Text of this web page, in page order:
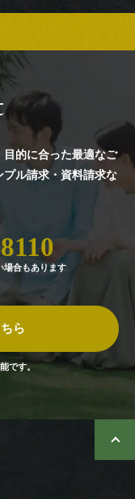
目的に合った最適なご
ル請求・資料請求な
場合もあります
ら
です。